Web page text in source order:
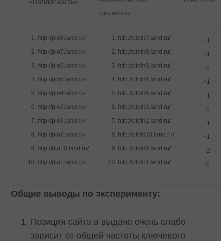
плотность»
http://plo8.land.ru/
http://plo7.land.ru/
http://plo6.land.ru/
http://plo5.land.ru/
http://plo4.land.ru/
http://plo3.land.ru/
http://plo9.land.ru/
http://plo2.land.ru/
http://plo10.land.ru/
http://plo1.land.ru/
http://plotn7.land.ru/
http://plotn8.land.ru/
http://plotn6.land.ru/
http://plotn4.land.ru/
http://plotn5.land.ru/
http://plotn3.land.ru/
http://plotn2.land.ru/
http://plotn10.land.ru/
http://plotn9.land.ru/
http://plotn1.land.ru/
+1
-1
0
+1
-1
0
+1
+1
-2
0
Общие выводы по эксперименту:
Позиция сайта в выдаче очень слабо
зависит от общей частоты ключевого